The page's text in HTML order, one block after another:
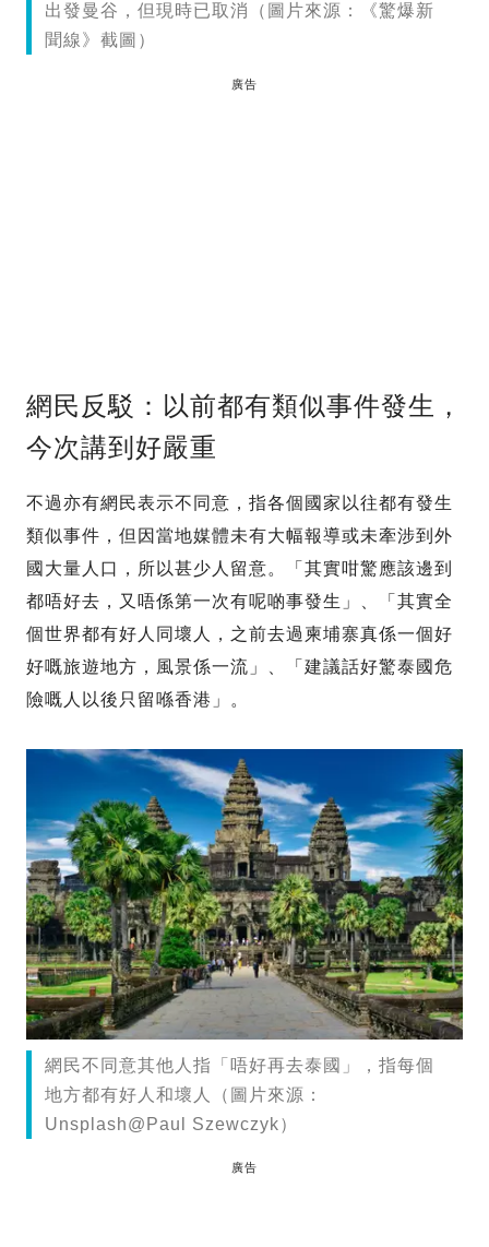
出發曼谷，但現時已取消（圖片來源：《驚爆新
聞線》截圖）
廣告
網民反駁：以前都有類似事件發生，
今次講到好嚴重
不過亦有網民表示不同意，指各個國家以往都有發生
類似事件，但因當地媒體未有大幅報導或未牽涉到外
國大量人口，所以甚少人留意。「其實咁驚應該邊到
都唔好去，又唔係第一次有呢啲事發生」、「其實全
個世界都有好人同壞人，之前去過柬埔寨真係一個好
好嘅旅遊地方，風景係一流」、「建議話好驚泰國危
險嘅人以後只留喺香港」。
網民不同意其他人指「唔好再去泰國」，指每個
地方都有好人和壞人（圖片來源：
Unsplash@Paul Szewczyk）
廣告